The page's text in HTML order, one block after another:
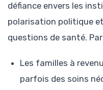
défiance envers les
polarisation politique
questions de santé.
Les familles à
parfois des soins